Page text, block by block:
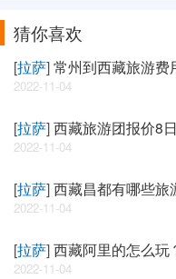
猜你喜欢
[拉萨]常州到西藏旅游费
2022-11-04
[拉萨]西藏旅游团报价8
2022-11-04
[拉萨]西藏昌都有哪些旅
2022-11-04
[拉萨]西藏阿里的怎么玩
2022-11-04